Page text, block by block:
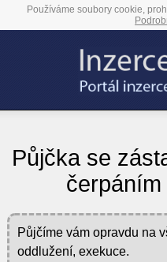
Používáme soubory cookie,
Půjčka se
čerpáním
Půjčíme vám opravdu na
oddlužení, exekuce.